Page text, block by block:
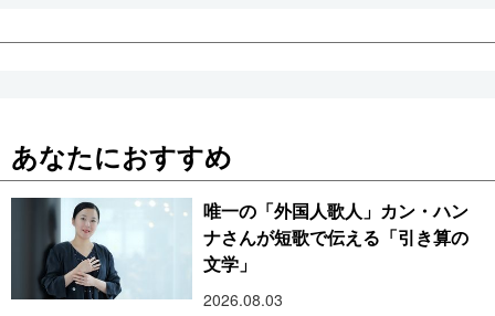
あなたにおすすめ
唯一の「外国人歌人」カン・ハン
ナさんが短歌で伝える「引き算の
文学」
2026.08.03